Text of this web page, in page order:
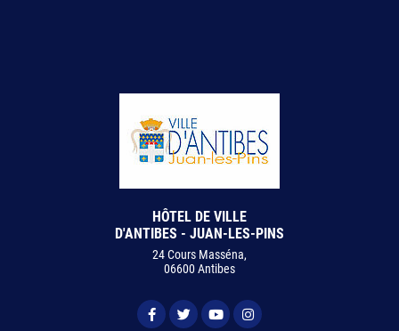
HÔTEL DE VILLE
D'ANTIBES - JUAN-LES-PINS
24 Cours Masséna,
06600 Antibes